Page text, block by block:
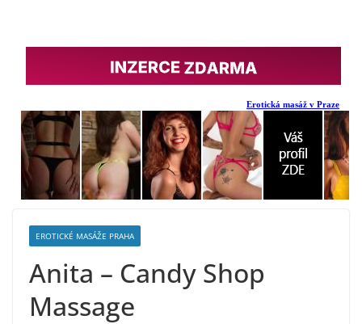
EROTICKÉ MASÁŽE PRAHA
Anita – Candy Shop
Massage